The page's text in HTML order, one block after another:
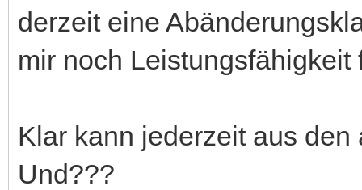
derzeit eine
mir noch
Klar kann jederzeit aus
Und???